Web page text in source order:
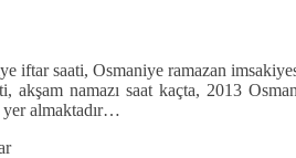
iftar saati, Osmaniye ramazan
namazı saat kaçta, 2013
yer almaktadır…